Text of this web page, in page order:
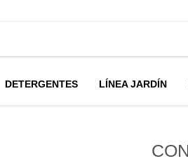
DETERGENTES LÍNEA JARDÍN